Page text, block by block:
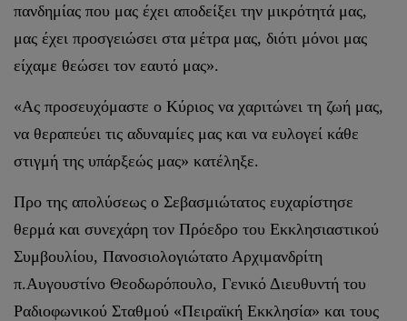
πανδημίας που μας έχει αποδείξει την μικρότητά μας,
μας έχει προσγειώσει στα μέτρα μας, διότι μόνοι μας
είχαμε θεώσει τον εαυτό μας».
«Ας προσευχόμαστε ο Κύριος να χαριτώνει τη ζωή μας,
να θεραπεύει τις αδυναμίες μας και να ευλογεί κάθε
στιγμή της υπάρξεώς μας» κατέληξε.
Προ της απολύσεως ο Σεβασμιώτατος ευχαρίστησε
θερμά και συνεχάρη τον Πρόεδρο του Εκκλησιαστικού
Συμβουλίου, Πανοσιολογιώτατο Αρχιμανδρίτη
π.Αυγουστίνο Θεοδωρόπουλο, Γενικό Διευθυντή του
Ραδιοφωνικού Σταθμού «Πειραϊκή Εκκλησία» και τους